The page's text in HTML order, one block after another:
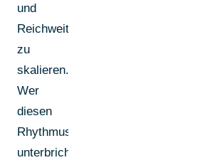
und
Reichweite
zu
skalieren.
Wer
diesen
Rhythmus
unterbricht,